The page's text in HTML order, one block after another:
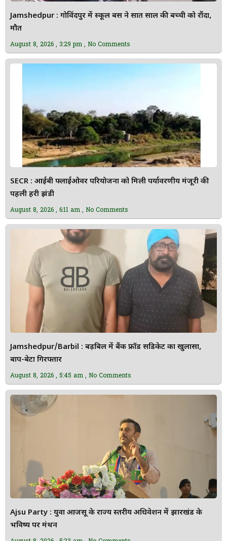
Jamshedpur : गोविंदपुर में स्कूल बस ने सात साल की बच्ची को रौंदा,
मौत
August 8, 2026 3:29 pm No Comments
SECR : आईबी फ्लाईओवर परियोजना को मिली पर्यावरणीय मंजूरी की
पहली हरी झंडी
August 8, 2026 6:11 am No Comments
Jamshedpur/Barbil : बड़बिल में बैंक फ्रॉड सिंडिकेट का खुलासा,
बाप-बेटा गिरफ्तार
August 8, 2026 5:45 am No Comments
Ajsu Party : युवा आजसू के राज्य स्तरीय अधिवेशन में झारखंड के
भविष्य पर मंथन